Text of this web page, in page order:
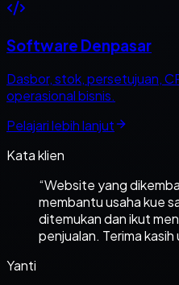
Software Denpasar
Dasbor, stok, persetujuan,
operasional bisnis.
Pelajari lebih lanjut
Kata klien
“Website yang
membantu usaha kue
ditemukan dan ikut
penjualan. Terima
Yanti